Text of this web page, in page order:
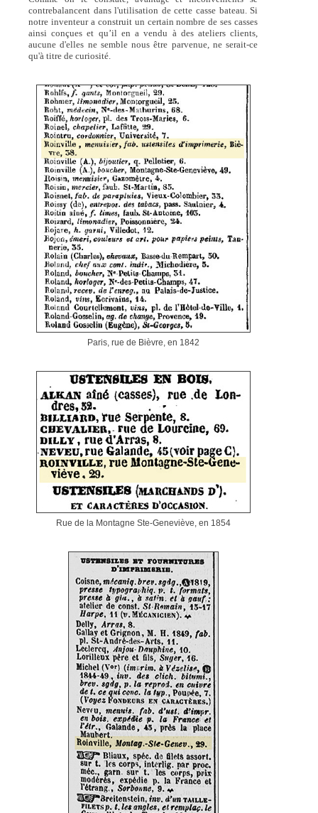
contrebalancent dans l'utilisation de cette casse bateau. Si
notre inventeur a construit un certain nombre de ses casses
ainsi conçues et qu’il en a vendu à des ateliers clients,
aucune d'elles ne semble nous être parvenue, ne serait-ce
qu'à titre de curiosité.
Paris, rue de Bièvre, en 1842
Rue de la Montagne Ste-Geneviève, en 1854